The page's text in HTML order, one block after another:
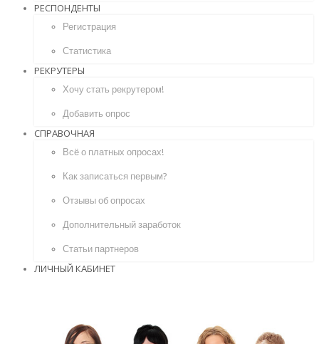
РЕСПОНДЕНТЫ
Регистрация
Статистика
РЕКРУТЕРЫ
Хочу стать рекрутером!
Добавить опрос
СПРАВОЧНАЯ
Всё о платных опросах!
Как записаться первым?
Отзывы об опросах
Дополнительный заработок
Статьи партнеров
ЛИЧНЫЙ КАБИНЕТ